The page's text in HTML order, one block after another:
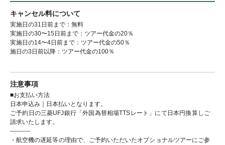
キャンセル料について
実施日の31日前まで：無料
実施日の30〜15日前まで：ツアー代金の20％
実施日の14〜4日前まで：ツアー代金の50％
施日の3日前以降：ツアー代金の100％
注意事項
■お支払い方法
日本申込み｜日本払いとなります。
ご予約日の三菱UFJ銀行「外国為替相場TTSレート」にて日本円換算しご
請求いたします。
----------
・航空機の遅延等の理由で、ご予約いただいたオプショナルツアーにご参